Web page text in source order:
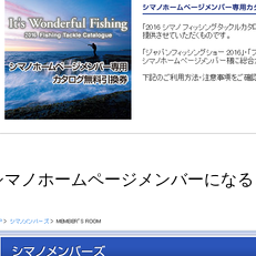
マノホームページメンバーにな